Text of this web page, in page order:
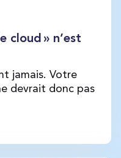
cloud » n’est
jamais. Votre
devrait donc pas